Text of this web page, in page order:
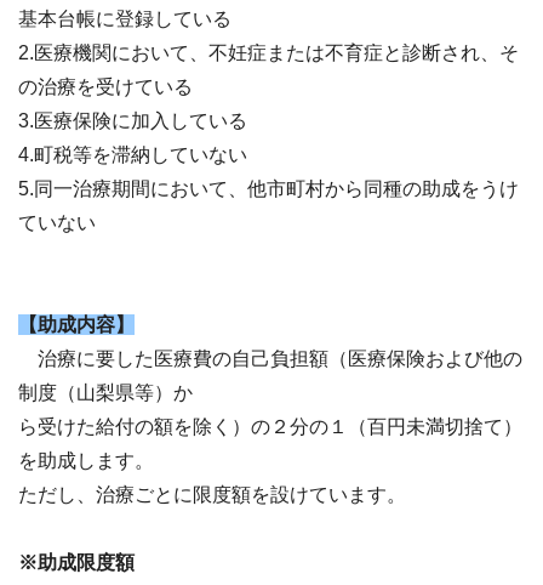
基本台帳に登録している
2.医療機関において、不妊症または不育症と診断され、そ
の治療を受けている
3.医療保険に加入している
4.町税等を滞納していない
5.同一治療期間において、他市町村から同種の助成をうけ
ていない
【助成内容】
治療に要した医療費の自己負担額（医療保険および他の
制度（山梨県等）か
ら受けた給付の額を除く）の２分の１（百円未満切捨て）
を助成します。
ただし、治療ごとに限度額を設けています。
※助成限度額